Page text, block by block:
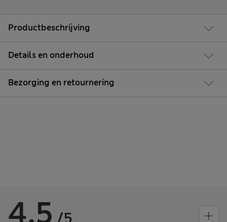
Productbeschrijving
Details en onderhoud
Bezorging en retournering
4.5